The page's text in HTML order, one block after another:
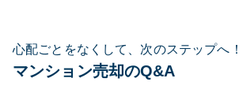
心配ごとをなくして、次のステップへ！
マンション売却のQ&A